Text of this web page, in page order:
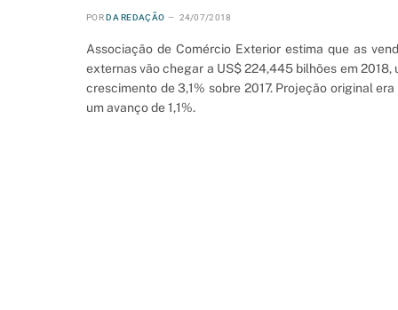
POR DA REDAÇÃO 24/07/2018
Associação de Comércio Exterior estima que as
externas vão chegar a US$ 224,445 bilhões em 2018,
crescimento de 3,1% sobre 2017. Projeção original era
um avanço de 1,1%.